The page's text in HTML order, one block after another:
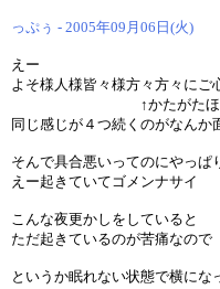
っぷぅ - 2005年09月06日(火)
えー
よそ様人様皆々様方々方々にご
↑かたがたほうぼ
同じ感じが４つ続くのがなんか
そんで具合悪いってのにやっ
えー起きていてゴメンナサイ
こんな夜更かしをしていると
ただ起きているのが苦痛なので
というか眠れない状態で横に